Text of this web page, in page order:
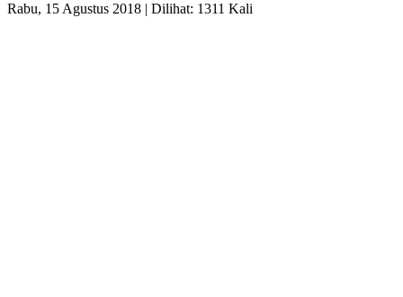
Rabu, 15 Agustus 2018 | Dilihat: 1311 Kali